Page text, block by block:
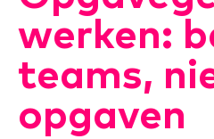
werken:
teams,
opgaven